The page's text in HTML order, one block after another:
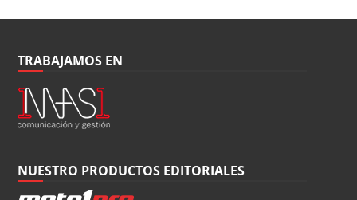
TRABAJAMOS EN
NUESTRO PRODUCTOS EDITORIALES